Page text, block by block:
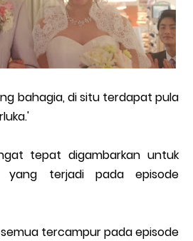
bahagia, di situ terdapat pula
tepat digambarkan untuk
yang terjadi pada episode
tercampur pada episode